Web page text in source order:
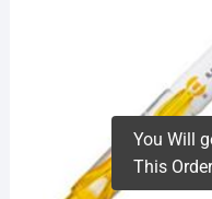
You Will
This